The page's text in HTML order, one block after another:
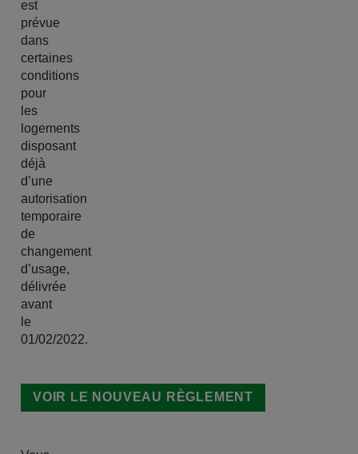
est
prévue
dans
certaines
conditions
pour
les
logements
disposant
déjà
d’une
autorisation
temporaire
de
changement
d’usage,
délivrée
avant
le
01/02/2022.
VOIR LE NOUVEAU RÈGLEMENT